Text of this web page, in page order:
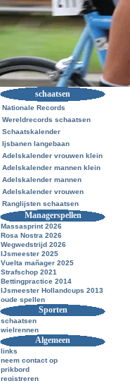
schaatsen
Nationale Records
Wereldrecords schaatsen
Schaatskalender
Ijsbanen langebaan
Adelskalender vrouwen klein
Adelskalender mannen klein
Adelskalender mannen
Adelskalender vrouwen
Ranglijsten schaatsen
Managerspellen
Massasprint 2026
Rosa Nostra 2026
Wegwedstrijd 2026
IJsmeester 2025
Vuelta mañager 2025
Strafschop 2021
Bettingpractice 2014
IJsmeester Hollandcups 2013
oude spellen
Sporten
schaatsen
wielrennen
Algemeen
links
neem contact op
prikbord
registreren